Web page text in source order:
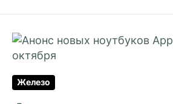
Железо